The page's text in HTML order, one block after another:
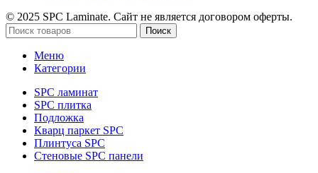
© 2025 SPC Laminate. Сайт не является договором оферты.
Поиск
Меню
Категории
SPC ламинат
SPC плитка
Подложка
Кварц паркет SPC
Плинтуса SPC
Стеновые SPC панели